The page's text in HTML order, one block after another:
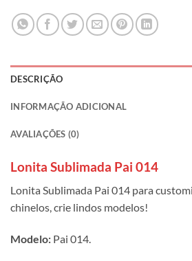
DESCRIÇÃO
INFORMAÇÃO ADICIONAL
AVALIAÇÕES (0)
Lonita Sublimada Pai 014
Lonita Sublimada Pai 014 para
chinelos, crie lindos modelos!
Modelo: Pai 014.